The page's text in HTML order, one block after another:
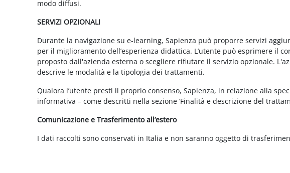
modo diffusi.
SERVIZI OPZIONALI
Durante la navigazione su e-learning, Sapienza può proporre servizi
per il miglioramento dell’esperienza didattica. L’utente può esprimere il
proposto dall'azienda esterna o scegliere rifiutare il servizio opzionale.
descrive le modalità e la tipologia dei trattamenti.
Qualora l’utente presti il proprio consenso, Sapienza, in relazione alla
informativa – come descritti nella sezione ‘Finalità e descrizione del
Comunicazione e Trasferimento all’estero
I dati raccolti sono conservati in Italia e non saranno oggetto di